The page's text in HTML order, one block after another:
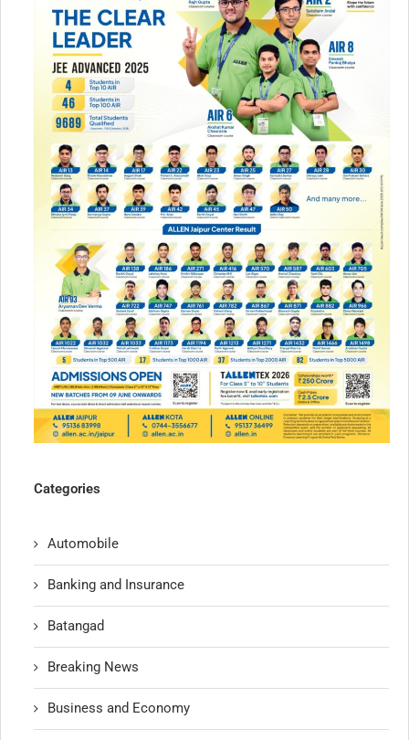
Categories
Automobile
Banking and Insurance
Batangad
Breaking News
Business and Economy